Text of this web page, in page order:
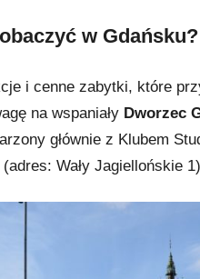
w Gdańsku?
i cenne zabytki, które
na wspaniały Dworzec
głównie z Klubem
(adres: Wały Jagiellońskie 1)